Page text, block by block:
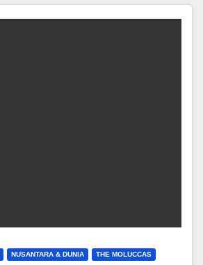
NUSANTARA & DUNIA THE MOLUCCAS